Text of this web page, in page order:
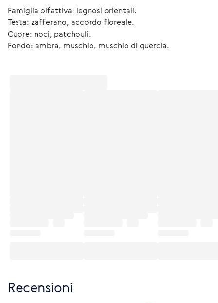
Famiglia olfattiva: legnosi orientali.
Testa: zafferano, accordo floreale.
Cuore: noci, patchouli.
Fondo: ambra, muschio, muschio di quercia.
Recensioni